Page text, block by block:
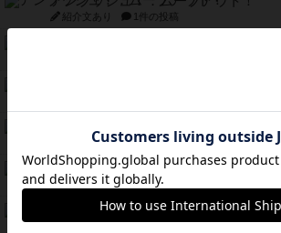
紹介文あり 1件の投稿
紹介文なし 8件の投稿
スカルキング
紹介文あり 12件の投稿
紹介文あり 1件の投稿